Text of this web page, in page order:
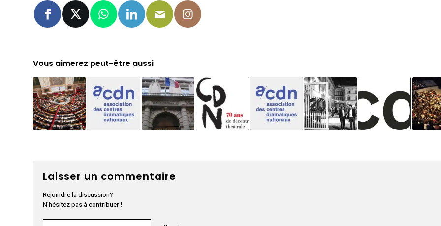
Vous aimerez peut-être aussi
Laisser un commentaire
Rejoindre la discussion?
N’hésitez pas à contribuer !